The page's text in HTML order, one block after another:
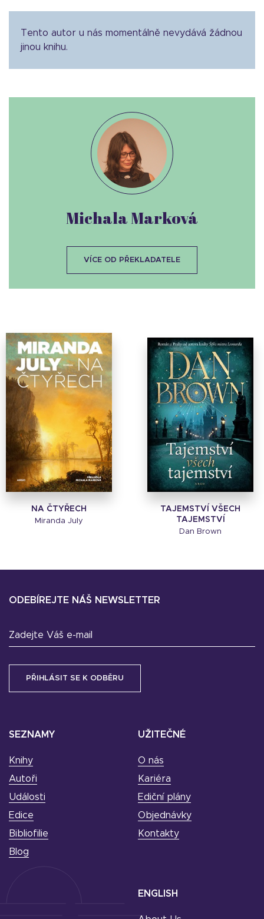
Tento autor u nás momentálně nevydává žádnou
jinou knihu.
NA ČTYŘECH
Miranda July
TAJEMSTVÍ VŠECH
TAJEMSTVÍ
Dan Brown
Michala Marková
VÍCE OD PŘEKLADATELE
SEZNAMY
Knihy
Autoři
Události
Edice
Bibliofilie
Blog
UŽITEČNÉ
O nás
Kariéra
Ediční plány
Objednávky
Kontakty
ODEBÍREJTE NÁŠ NEWSLETTER
Zadejte Váš e-mail
ENGLISH